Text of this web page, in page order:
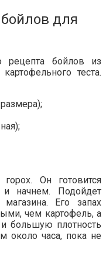
для
рецепта бойлов из
теста.
Он готовится
начнем. Подойдет
Его запах
чем картофель, а
большую плотность
около часа, пока не